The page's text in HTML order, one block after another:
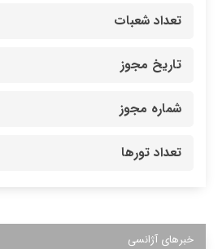
تعداد شعبات
تاریخ مجوز
شماره مجوز
تعداد تورها
خبرهای آژانسی